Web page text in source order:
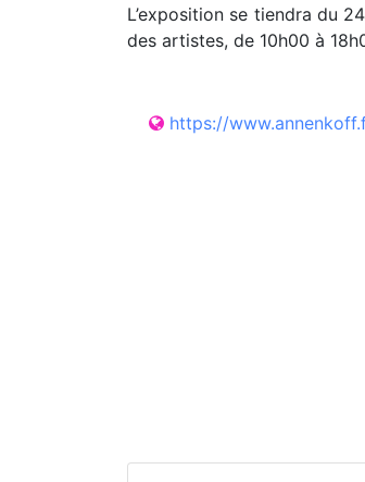
L’exposition se tiendra du
des artistes, de 10h00 à
https://